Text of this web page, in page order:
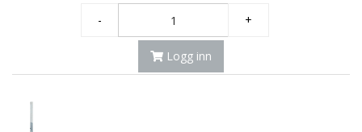
- +
Logg inn